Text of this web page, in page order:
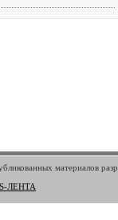
материалов
ЛЕНТА